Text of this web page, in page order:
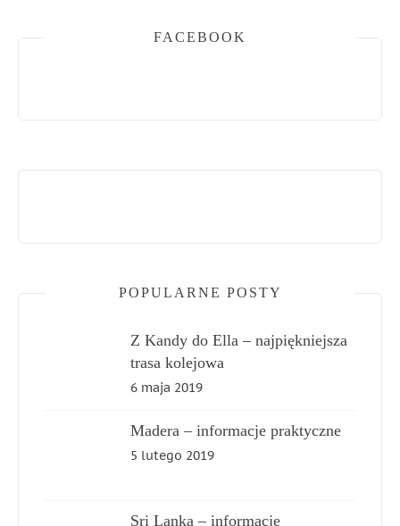
FACEBOOK
POPULARNE POSTY
Z Kandy do Ella – najpiękniejsza
trasa kolejowa
6 maja 2019
Madera – informacje praktyczne
5 lutego 2019